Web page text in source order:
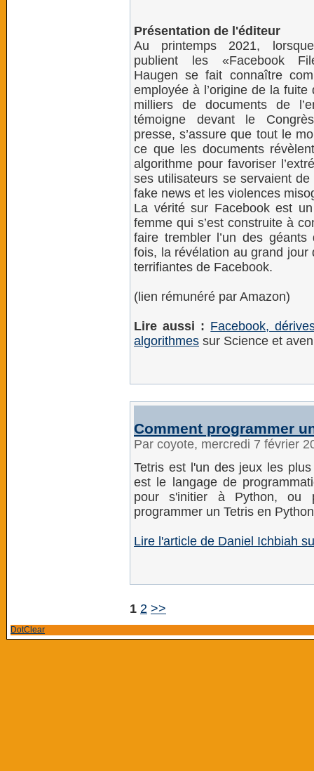
Présentation de l'éditeur
Au printemps 2021,
publient les «Facebook
Haugen se fait connaître
employée à l’origine de la fuite
milliers de documents de
témoigne devant le
presse, s’assure que tout le
ce que les documents
algorithme pour favoriser
ses utilisateurs se servaient
fake news et les violences
La vérité sur Facebook est
femme qui s’est construite à
faire trembler l’un des géants
fois, la révélation au grand jour
terrifiantes de Facebook.
(lien rémunéré par Amazon)
Lire aussi : Facebook,
algorithmes sur Science et
Comment programmer
Par coyote, mercredi 7 février
Tetris est l'un des jeux les
est le langage de
pour s'initier à Python, ou
programmer un Tetris en
Lire l'article de Daniel Ichbiah
1 2 >>
DotClear